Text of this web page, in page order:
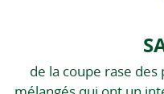
de la coupe rase